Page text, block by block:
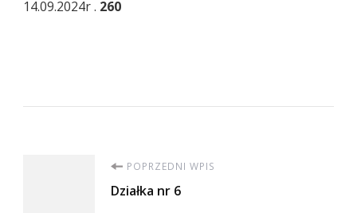
14.09.2024r . 260
Nawigacja
POPRZEDNI WPIS
Działka nr 6